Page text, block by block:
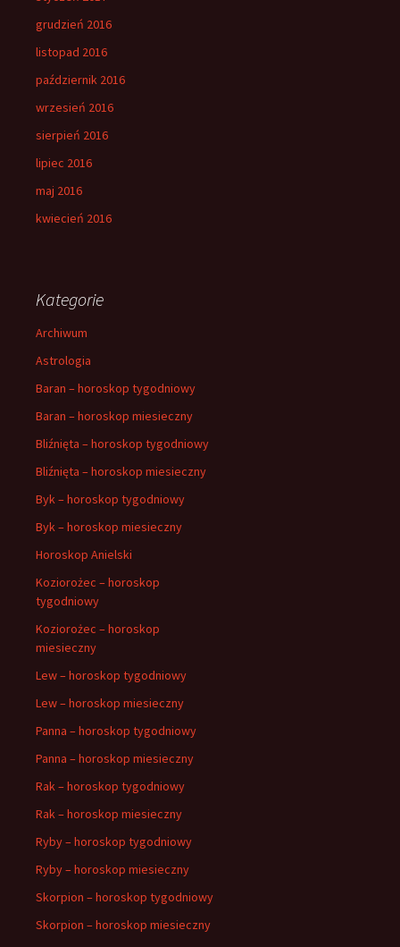
grudzień 2016
listopad 2016
październik 2016
wrzesień 2016
sierpień 2016
lipiec 2016
maj 2016
kwiecień 2016
Kategorie
Archiwum
Astrologia
Baran – horoskop tygodniowy
Baran – horoskop miesieczny
Bliźnięta – horoskop tygodniowy
Bliźnięta – horoskop miesieczny
Byk – horoskop tygodniowy
Byk – horoskop miesieczny
Horoskop Anielski
Koziorożec – horoskop
tygodniowy
Koziorożec – horoskop
miesieczny
Lew – horoskop tygodniowy
Lew – horoskop miesieczny
Panna – horoskop tygodniowy
Panna – horoskop miesieczny
Rak – horoskop tygodniowy
Rak – horoskop miesieczny
Ryby – horoskop tygodniowy
Ryby – horoskop miesieczny
Skorpion – horoskop tygodniowy
Skorpion – horoskop miesieczny